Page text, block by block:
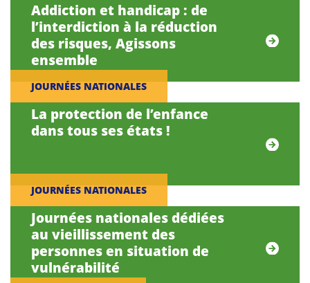
Addiction et handicap : de
l’interdiction à la réduction
des risques, Agissons
ensemble
JOURNÉES NATIONALES
La protection de l’enfance
dans tous ses états !
JOURNÉES NATIONALES
Journées nationales dédiées
au vieillissement des
personnes en situation de
vulnérabilité